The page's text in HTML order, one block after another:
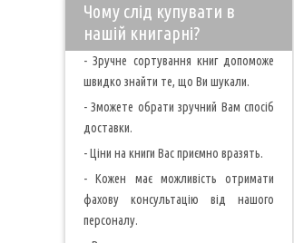
Чому слід купувати в
нашій книгарні?
- Зручне сортування книг допоможе
швидко знайти те, що Ви шукали.
- Зможете обрати зручний Вам спосіб
доставки.
- Ціни на книги Вас приємно вразять.
- Кожен має можливість отримати
фахову консультацію від нашого
персоналу.